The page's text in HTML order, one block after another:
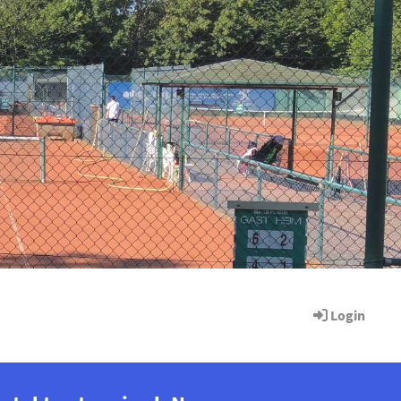
Login